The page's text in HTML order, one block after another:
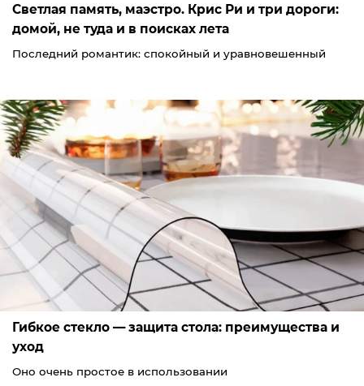
Светлая память, маэстро. Крис Ри и три дороги:
домой, не туда и в поисках лета
Последний романтик: спокойный и уравновешенный
Гибкое стекло — защита стола: преимущества и
уход
Оно очень простое в использовании